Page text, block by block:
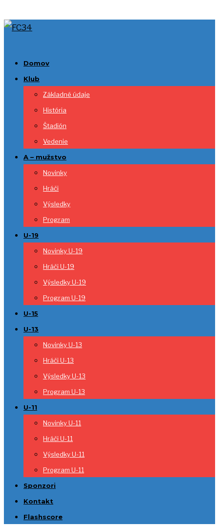
Domov
Klub
Základné údaje
História
Štadión
Vedenie
A – mužstvo
Novinky
Hráči
Výsledky
Program
U-19
Novinky U-19
Hráči U-19
Výsledky U-19
Program U-19
U-15
U-13
Novinky U-13
Hráči U-13
Výsledky U-13
Program U-13
U-11
Novinky U-11
Hráči U-11
Výsledky U-11
Program U-11
Sponzori
Kontakt
Flashscore